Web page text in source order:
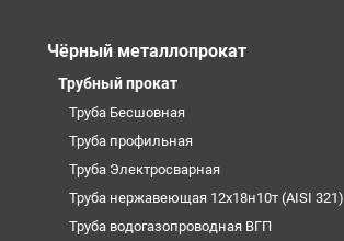
Чёрный металлопрокат
Трубный прокат
Труба Бесшовная
Труба профильная
Труба Электросварная
Труба нержавеющая 12х18н10т (AISI 321)
Труба водогазопроводная ВГП